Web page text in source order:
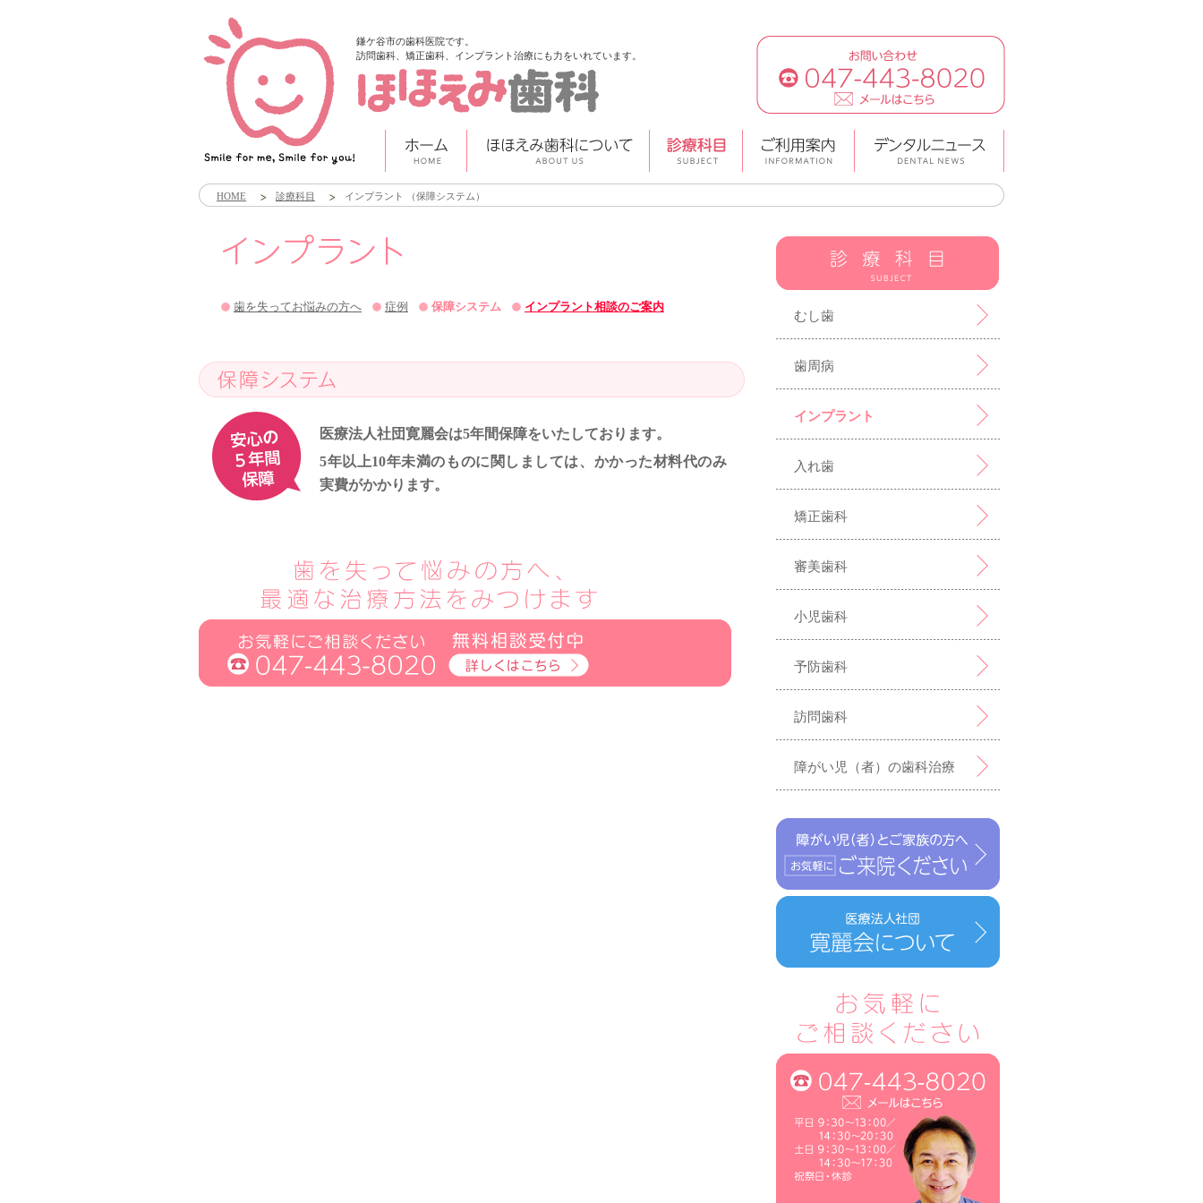
鎌ケ谷市の歯科医院です。
訪問歯科、矯正歯科、インプラント治療にも力をいれています。
HOME 診療科目 インプラント （保障システム）
歯を失ってお悩みの方へ 症例 保障システム インプラント相談のご案内
医療法人社団寛麗会は5年間保障をいたしております。
5年以上10年未満のものに関しましては、かかった材料代のみ
実費がかかります。
むし歯
歯周病
インプラント
入れ歯
矯正歯科
審美歯科
小児歯科
予防歯科
訪問歯科
障がい児（者）の歯科治療